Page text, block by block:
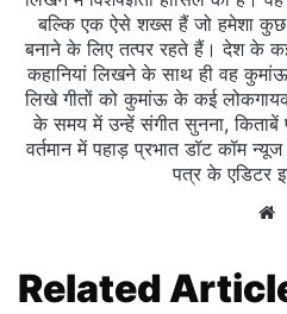
बल्कि एक ऐसे शख्स हैं जो हमेशा
बनाने के लिए तत्पर रहते हैं। देश के
कहानियां लिखने के साथ ही वह
लिखे गीतों को कुमांऊ के कई
के समय में उन्हें संगीत सुनना, किताबें
वर्तमान में पहाड़ प्रभात डॉट कॉम
पत्र के एडिटर
Related